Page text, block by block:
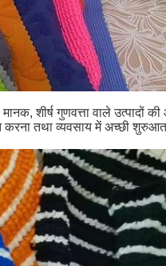
शीर्ष गुणवत्ता वाले उत्पादों
करना तथा व्यवसाय में अच्छी